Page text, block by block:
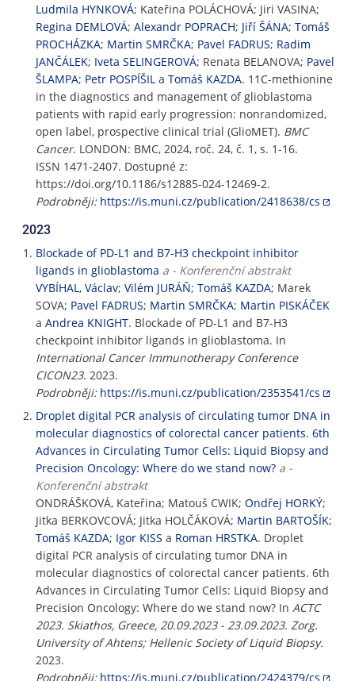
Ludmila HYNKOVÁ; Kateřina POLÁCHOVÁ; Jiri VASINA;
Regina DEMLOVÁ; Alexandr POPRACH; Jiří ŠÁNA; Tomáš
PROCHÁZKA; Martin SMRČKA; Pavel FADRUS; Radim
JANČÁLEK; Iveta SELINGEROVÁ; Renata BELANOVA; Pavel
ŠLAMPA; Petr POSPÍŠIL a Tomáš KAZDA. 11C-methionine
in the diagnostics and management of glioblastoma
patients with rapid early progression: nonrandomized,
open label, prospective clinical trial (GlioMET). BMC
Cancer. LONDON: BMC, 2024, roč. 24, č. 1, s. 1-16.
ISSN 1471-2407. Dostupné z:
https://doi.org/10.1186/s12885-024-12469-2.
Podrobněji: https://is.muni.cz/publication/2418638/cs
2023
Blockade of PD-L1 and B7-H3 checkpoint inhibitor
ligands in glioblastoma a - Konferenční abstrakt
VYBÍHAL, Václav; Vilém JURÁŇ; Tomáš KAZDA; Marek
SOVA; Pavel FADRUS; Martin SMRČKA; Martin PISKÁČEK
a Andrea KNIGHT. Blockade of PD-L1 and B7-H3
checkpoint inhibitor ligands in glioblastoma. In
International Cancer Immunotherapy Conference
CICON23. 2023.
Podrobněji: https://is.muni.cz/publication/2353541/cs
Droplet digital PCR analysis of circulating tumor DNA in
molecular diagnostics of colorectal cancer patients. 6th
Advances in Circulating Tumor Cells: Liquid Biopsy and
Precision Oncology: Where do we stand now? a -
Konferenční abstrakt
ONDRÁŠKOVÁ, Kateřina; Matouš CWIK; Ondřej HORKÝ;
Jitka BERKOVCOVÁ; Jitka HOLČÁKOVÁ; Martin BARTOŠÍK;
Tomáš KAZDA; Igor KISS a Roman HRSTKA. Droplet
digital PCR analysis of circulating tumor DNA in
molecular diagnostics of colorectal cancer patients. 6th
Advances in Circulating Tumor Cells: Liquid Biopsy and
Precision Oncology: Where do we stand now? In ACTC
2023. Skiathos, Greece, 20.09.2023 - 23.09.2023. Zorg.
University of Ahtens; Hellenic Society of Liquid Biopsy.
2023.
Podrobněji: https://is.muni.cz/publication/2424379/cs